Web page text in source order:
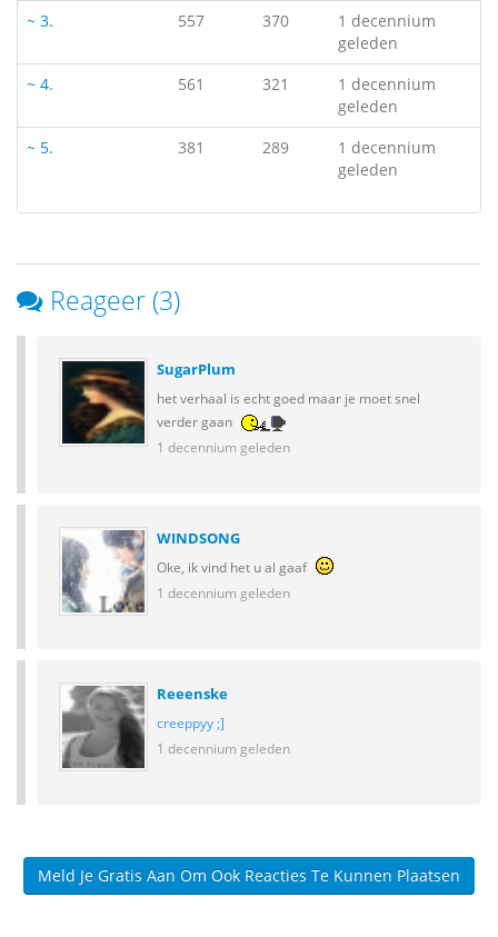
~ 3.
557 370
1 decennium
geleden
~ 4.
561 321
1 decennium
geleden
~ 5.
381 289
1 decennium
geleden
Reageer (3)
SugarPlum
het verhaal is echt goed maar je moet snel
verder gaan
1 decennium geleden
WINDSONG
Oke, ik vind het u al gaaf
1 decennium geleden
Reeenske
creeppyy ;]
1 decennium geleden
Meld Je Gratis Aan Om Ook Reacties Te Kunnen Plaatsen